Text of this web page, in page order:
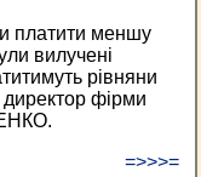
платити меншу
вилучені
рівняни
директор фірми
=>>>=